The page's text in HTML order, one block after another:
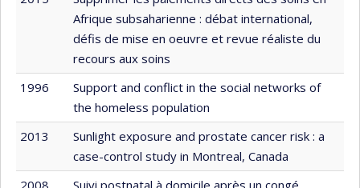
Afrique subsaharienne : débat international,
défis de mise en oeuvre et revue réaliste du
recours aux soins
1996
Support and conflict in the social networks of
the homeless population
2013
Sunlight exposure and prostate cancer risk : a
case-control study in Montreal, Canada
2008
Suivi postnatal à domicile après un congé